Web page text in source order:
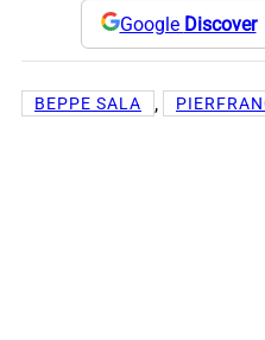
Google Discover
BEPPE SALA ,